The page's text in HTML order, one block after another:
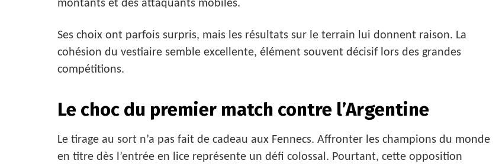
montants et des attaquants mobiles.
Ses choix ont parfois surpris, mais les résultats sur le terrain lui donnent raison. La
cohésion du vestiaire semble excellente, élément souvent décisif lors des grandes
compétitions.
Le choc du premier match contre l’Argentine
Le tirage au sort n’a pas fait de cadeau aux Fennecs. Affronter les champions du monde
en titre dès l’entrée en lice représente un défi colossal. Pourtant, cette opposition